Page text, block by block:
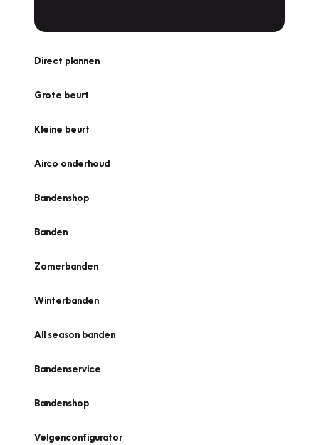
Direct plannen
Grote beurt
Kleine beurt
Airco onderhoud
Bandenshop
Banden
Zomerbanden
Winterbanden
All season banden
Bandenservice
Bandenshop
Velgenconfigurator